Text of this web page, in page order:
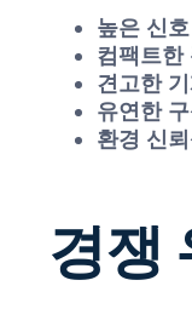
높은 신
컴팩트한
견고한
유연한
환경 신
경쟁